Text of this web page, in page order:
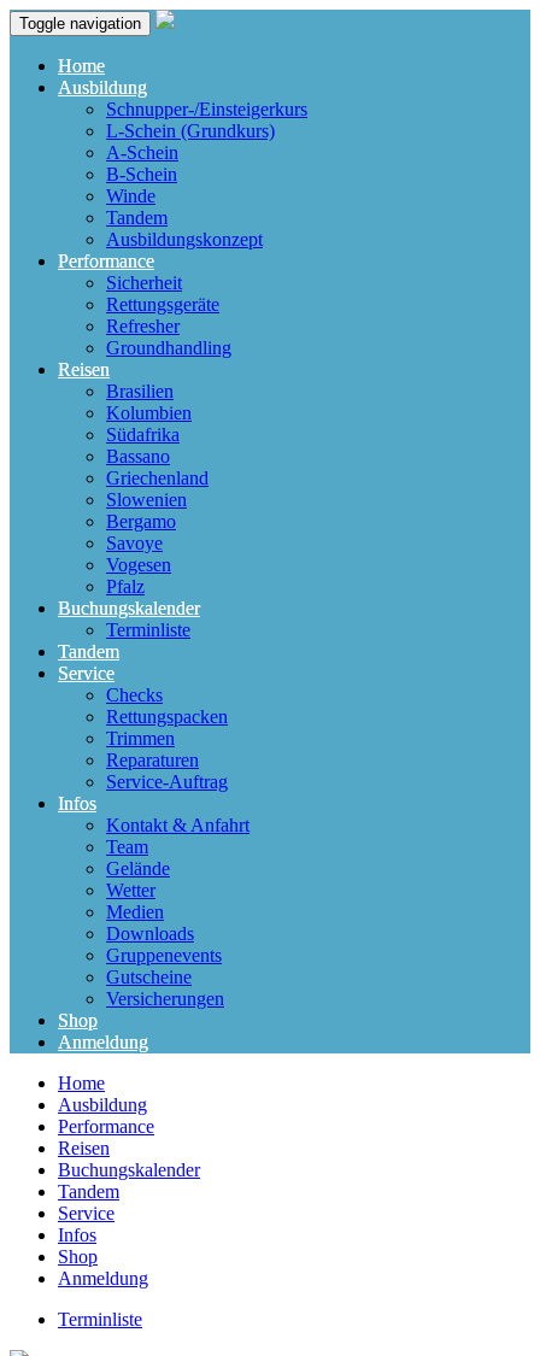
Toggle navigation
Home
Ausbildung
Schnupper-/Einsteigerkurs
L-Schein (Grundkurs)
A-Schein
B-Schein
Winde
Tandem
Ausbildungskonzept
Performance
Sicherheit
Rettungsgeräte
Refresher
Groundhandling
Reisen
Brasilien
Kolumbien
Südafrika
Bassano
Griechenland
Slowenien
Bergamo
Savoye
Vogesen
Pfalz
Buchungskalender
Terminliste
Tandem
Service
Checks
Rettungspacken
Trimmen
Reparaturen
Service-Auftrag
Infos
Kontakt & Anfahrt
Team
Gelände
Wetter
Medien
Downloads
Gruppenevents
Gutscheine
Versicherungen
Shop
Anmeldung
Home
Ausbildung
Performance
Reisen
Buchungskalender
Tandem
Service
Infos
Shop
Anmeldung
Terminliste